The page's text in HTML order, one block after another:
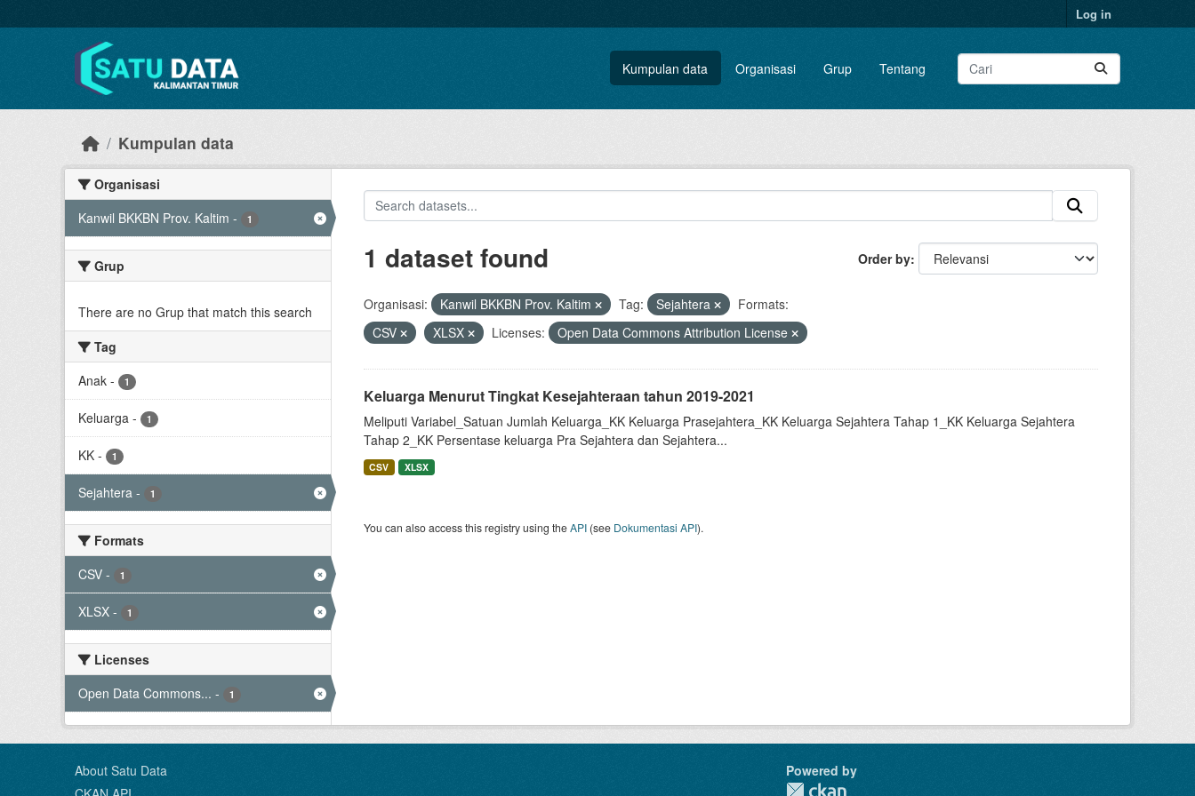
Log in
Kumpulan data Organisasi Grup Tentang
Kumpulan data
Organisasi
Kanwil BKKBN Prov. Kaltim - 1
Grup
There are no Grup that match this search
Tag
Anak - 1
Keluarga - 1
KK - 1
Sejahtera - 1
Formats
CSV - 1
XLSX - 1
Licenses
Open Data Commons... - 1
Order by
1 dataset found
Organisasi: Kanwil BKKBN Prov. Kaltim Tag: Sejahtera
Formats:
CSV
XLSX Licenses: Open Data Commons Attribution License
Keluarga Menurut Tingkat Kesejahteraan tahun 2019-2021
Meliputi Variabel_Satuan Jumlah Keluarga_KK Keluarga Prasejahtera_KK Keluarga Sejahtera Tahap 1_KK Keluarga Sejahtera
Tahap 2_KK Persentase keluarga Pra Sejahtera dan Sejahtera...
CSV XLSX
You can also access this registry using theAPI(see Dokumentasi API).
About Satu Data
Powered by